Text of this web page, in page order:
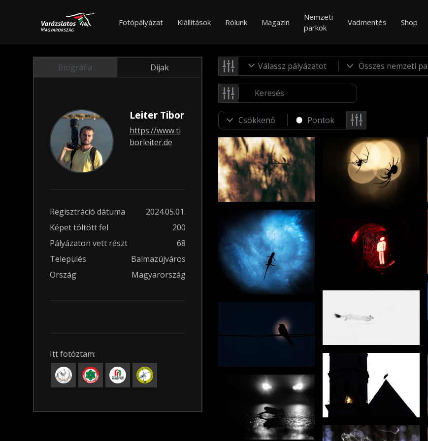
Fotópályázat Kiállítások Rólunk Magazin
Nemzeti
parkok
Vadmentés Shop
Biográfia Díjak
Leiter Tibor
https://www.ti
borleiter.de
Regisztráció dátuma
2024.05.01.
Képet töltött fel
200
Pályázaton vett részt
68
Település
Balmazújváros
Ország
Magyarország
Itt fotóztam:
Válassz pályázatot
Pontok